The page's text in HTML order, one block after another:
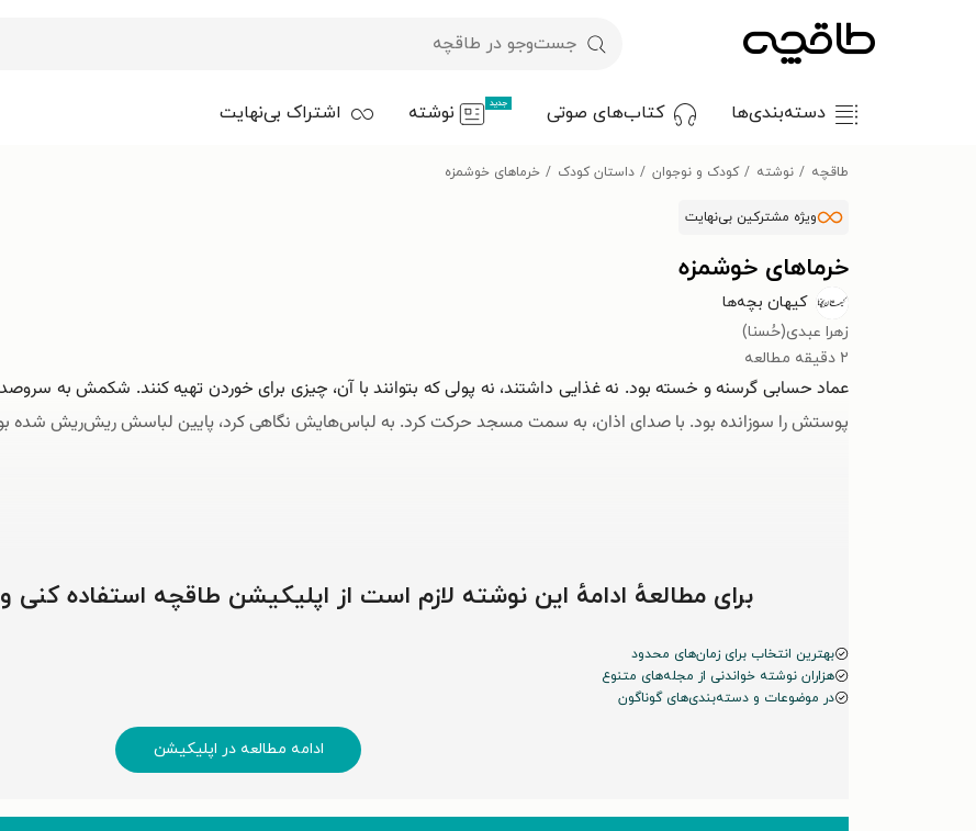
دسته‌بندی‌ها کتاب‌های صوتی جدید نوشته اشتراک بی‌نهایت
طاقچه نوشته کودک و نوجوان داستان کودک خرماهای خوشمزه
ویژه مشترکین بی‌نهایت
خرماهای خوشمزه
کیهان بچه‌ها
زهرا عبدی(حُسنا)
۲ دقیقه مطالعه
عماد حسابی گرسنه و خسته بود. نه غذایی داشتند، نه پولی که بتوانند با آن، چیزی برای خوردن تهیه کنند. شکمش به
پوستش را سوزانده بود. با صدای اذان، به سمت مسجد حرکت کرد. به لباس‌هایش نگاهی کرد، پایین لباسش ریش‌ریش شده
برای مطالعهٔ ادامهٔ این نوشته لازم است از اپلیکیشن طاقچه استفاده
بهترین انتخاب برای زمان‌های محدود
هزاران نوشته خواندنی از مجله‌های متنوع
در موضوعات و دسته‌بندی‌های گوناگون
ادامه مطالعه در اپلیکیشن